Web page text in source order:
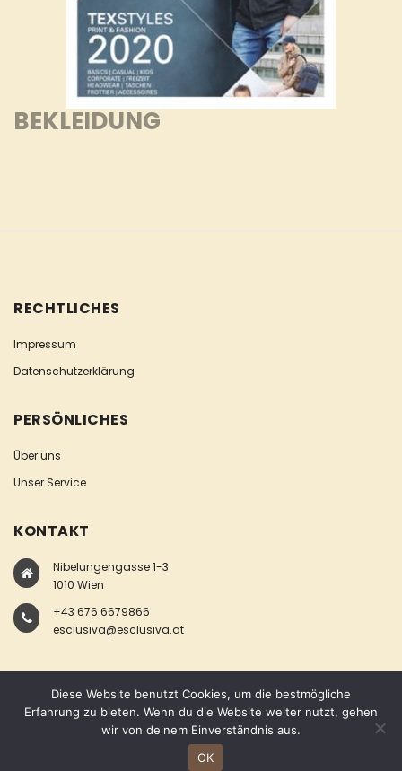
BEKLEIDUNG
RECHTLICHES
Impressum
Datenschutzerklärung
PERSÖNLICHES
Über uns
Unser Service
KONTAKT
Nibelungengasse 1-3
1010 Wien
+43 676 6679866
esclusiva@esclusiva.at
COPYRIGHT © ESCLUSIVA
Diese Website benutzt Cookies, um die bestmögliche
Erfahrung zu bieten. Wenn du die Website weiter nutzt, gehen
wir von deinem Einverständnis aus.
OK